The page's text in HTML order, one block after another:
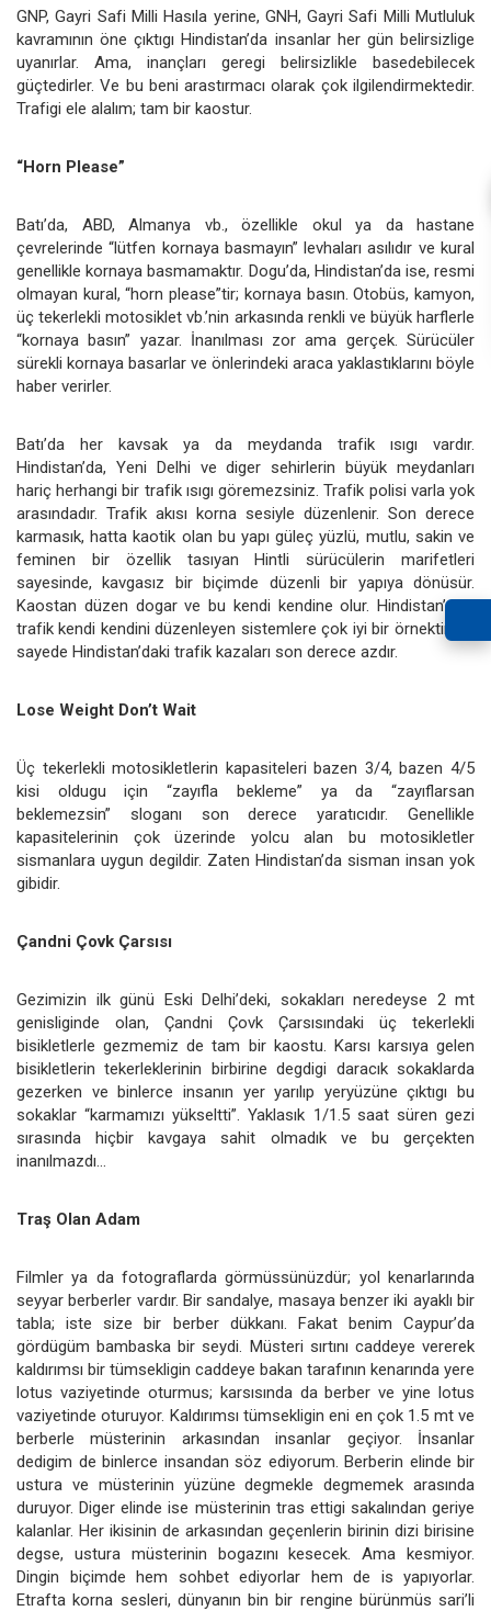
GNP, Gayri Safi Milli Hasıla yerine, GNH, Gayri Safi Milli Mutluluk
kavramının öne çıktıgı Hindistan’da insanlar her gün belirsizlige
uyanırlar. Ama, inançları geregi belirsizlikle basedebilecek
güçtedirler. Ve bu beni arastırmacı olarak çok ilgilendirmektedir.
Trafigi ele alalım; tam bir kaostur.
“Horn Please”
Batı’da, ABD, Almanya vb., özellikle okul ya da hastane
çevrelerinde “lütfen kornaya basmayın” levhaları asılıdır ve kural
genellikle kornaya basmamaktır. Dogu’da, Hindistan’da ise, resmi
olmayan kural, “horn please”tir; kornaya basın. Otobüs, kamyon,
üç tekerlekli motosiklet vb.’nin arkasında renkli ve büyük harflerle
“kornaya basın” yazar. İnanılması zor ama gerçek. Sürücüler
sürekli kornaya basarlar ve önlerindeki araca yaklastıklarını böyle
haber verirler.
Batı’da her kavsak ya da meydanda trafik ısıgı vardır.
Hindistan’da, Yeni Delhi ve diger sehirlerin büyük meydanları
hariç herhangi bir trafik ısıgı göremezsiniz. Trafik polisi varla yok
arasındadır. Trafik akısı korna sesiyle düzenlenir. Son derece
karmasık, hatta kaotik olan bu yapı güleç yüzlü, mutlu, sakin ve
feminen bir özellik tasıyan Hintli sürücülerin marifetleri
sayesinde, kavgasız bir biçimde düzenli bir yapıya dönüsür.
Kaostan düzen dogar ve bu kendi kendine olur. Hindistan’daki
trafik kendi kendini düzenleyen sistemlere çok iyi bir örnektir. Bu
sayede Hindistan’daki trafik kazaları son derece azdır.
Lose Weight Don’t Wait
Üç tekerlekli motosikletlerin kapasiteleri bazen 3/4, bazen 4/5
kisi oldugu için “zayıfla bekleme” ya da “zayıflarsan
beklemezsin” sloganı son derece yaratıcıdır. Genellikle
kapasitelerinin çok üzerinde yolcu alan bu motosikletler
sismanlara uygun degildir. Zaten Hindistan’da sisman insan yok
gibidir.
Çandni Çovk Çarsısı
Gezimizin ilk günü Eski Delhi’deki, sokakları neredeyse 2 mt
genisliginde olan, Çandni Çovk Çarsısındaki üç tekerlekli
bisikletlerle gezmemiz de tam bir kaostu. Karsı karsıya gelen
bisikletlerin tekerleklerinin birbirine degdigi daracık sokaklarda
gezerken ve binlerce insanın yer yarılıp yeryüzüne çıktıgı bu
sokaklar “karmamızı yükseltti”. Yaklasık 1/1.5 saat süren gezi
sırasında hiçbir kavgaya sahit olmadık ve bu gerçekten
inanılmazdı…
Traş Olan Adam
Filmler ya da fotograflarda görmüssünüzdür; yol kenarlarında
seyyar berberler vardır. Bir sandalye, masaya benzer iki ayaklı bir
tabla; iste size bir berber dükkanı. Fakat benim Caypur’da
gördügüm bambaska bir seydi. Müsteri sırtını caddeye vererek
kaldırımsı bir tümsekligin caddeye bakan tarafının kenarında yere
lotus vaziyetinde oturmus; karsısında da berber ve yine lotus
vaziyetinde oturuyor. Kaldırımsı tümsekligin eni en çok 1.5 mt ve
berberle müsterinin arkasından insanlar geçiyor. İnsanlar
dedigim de binlerce insandan söz ediyorum. Berberin elinde bir
ustura ve müsterinin yüzüne degmekle degmemek arasında
duruyor. Diger elinde ise müsterinin tras ettigi sakalından geriye
kalanlar. Her ikisinin de arkasından geçenlerin birinin dizi birisine
degse, ustura müsterinin bogazını kesecek. Ama kesmiyor.
Dingin biçimde hem sohbet ediyorlar hem de is yapıyorlar.
Etrafta korna sesleri, dünyanın bin bir rengine bürünmüs sari’li